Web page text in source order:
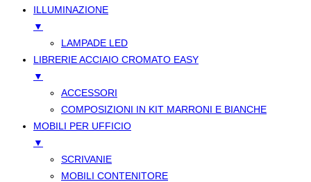
ILLUMINAZIONE
▼
LAMPADE LED
LIBRERIE ACCIAIO CROMATO EASY
▼
ACCESSORI
COMPOSIZIONI IN KIT MARRONI E BIANCHE
MOBILI PER UFFICIO
▼
SCRIVANIE
MOBILI CONTENITORE